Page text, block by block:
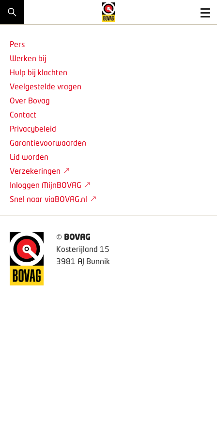
© BOVAG
Kosterijland 15
3981 AJ Bunnik
Pers
Werken bij
Hulp bij klachten
Veelgestelde vragen
Over Bovag
Contact
Privacybeleid
Garantievoorwaarden
Lid worden
Verzekeringen
Inloggen MijnBOVAG
Snel naar viaBOVAG.nl